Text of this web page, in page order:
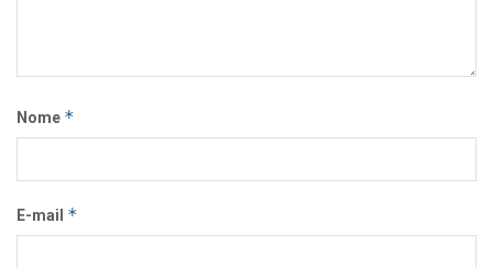
Nome *
E-mail *